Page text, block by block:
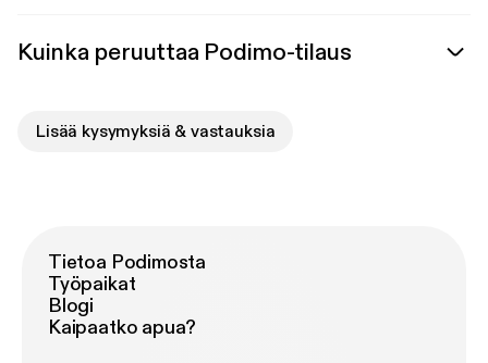
Kuinka peruuttaa Podimo-tilaus
Lisää kysymyksiä & vastauksia
Tietoa Podimosta
Työpaikat
Blogi
Kaipaatko apua?